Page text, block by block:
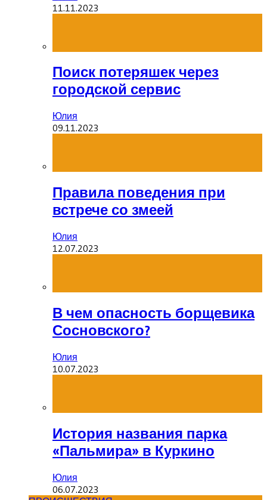
11.11.2023
Поиск потеряшек через
городской сервис
Юлия
09.11.2023
Правила поведения при
встрече со змеей
Юлия
12.07.2023
В чем опасность борщевика
Сосновского?
Юлия
10.07.2023
История названия парка
«Пальмира» в Куркино
Юлия
06.07.2023